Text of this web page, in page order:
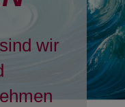
wir